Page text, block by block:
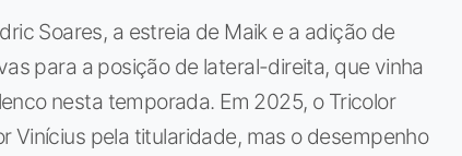
Soares, a estreia de Maik e a adição de
para a posição de lateral-direita, que vinha
nesta temporada. Em 2025, o Tricolor
pela titularidade, mas o desempenho